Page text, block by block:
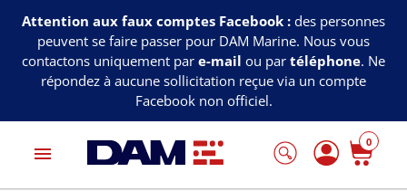
Attention aux faux comptes Facebook : des personnes
peuvent se faire passer pour DAM Marine. Nous vous
contactons uniquement par e-mail ou par téléphone. Ne
répondez à aucune sollicitation reçue via un compte
Facebook non officiel.
menu
0